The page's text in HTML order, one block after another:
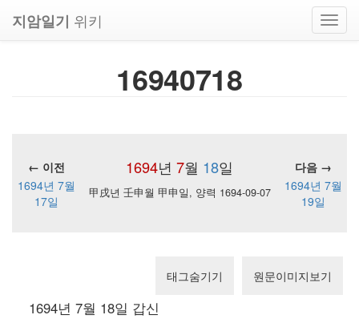
지암일기 위키
16940718
1694년 7월 18일
← 이전
다음 →
1694년 7월
17일
甲戌년 壬申월 甲申일, 양력 1694-09-07
1694년 7월
19일
태그숨기기 원문이미지보기
1694년 7월 18일 갑신